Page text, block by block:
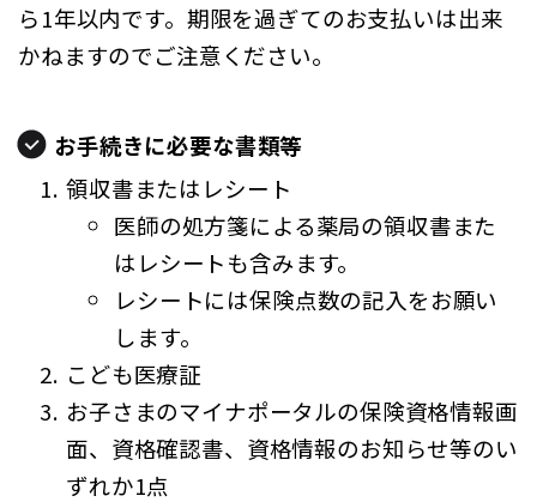
ら1年以内です。期限を過ぎてのお支払いは出来
かねますのでご注意ください。
お手続きに必要な書類等
領収書またはレシート
医師の処方箋による薬局の領収書また
はレシートも含みます。
レシートには保険点数の記入をお願い
します。
こども医療証
お子さまのマイナポータルの保険資格情報画
面、資格確認書、資格情報のお知らせ等のい
ずれか1点